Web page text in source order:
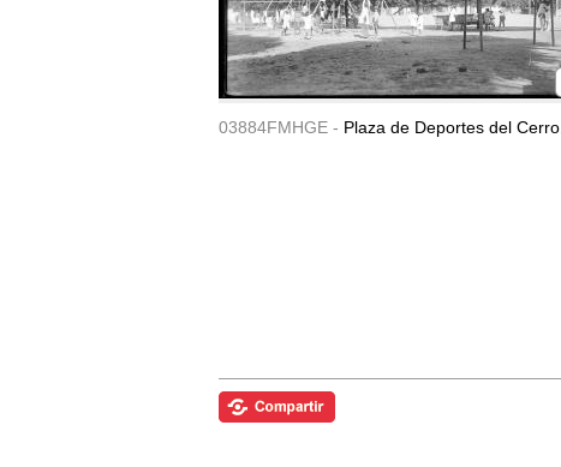
03884FMHGE - Plaza de Deportes del Cerro.